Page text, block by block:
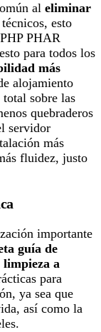
al eliminar
esto
PHAR
para todos los
más
alojamiento
sobre las
quebraderos
servidor
más
fluidez, justo
importante
guía de
limpieza a
para
ya sea que
así como la